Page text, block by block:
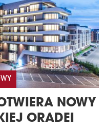
NOWY
ORADEI